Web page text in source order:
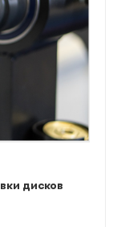
дисков